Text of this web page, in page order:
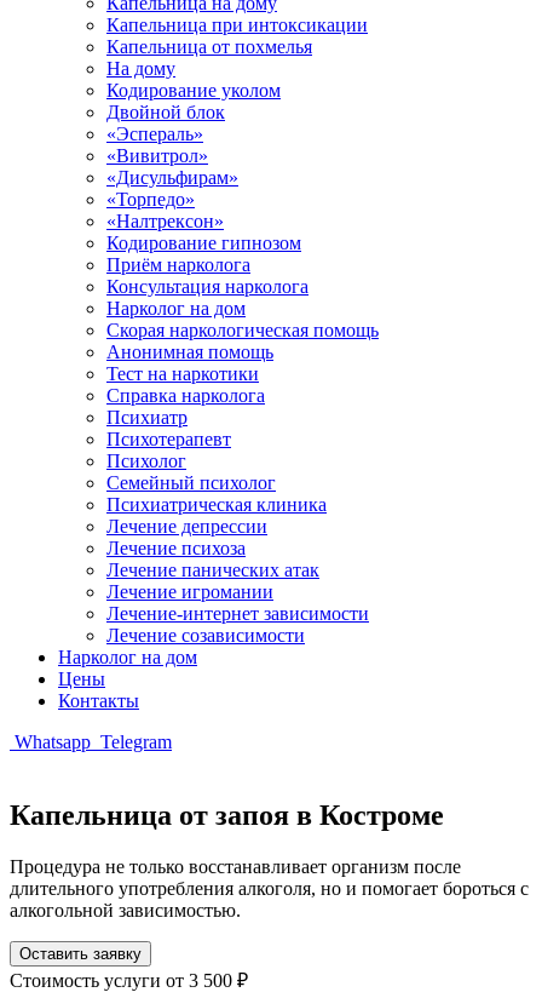
Капельница при интоксикации
Капельница от похмелья
На дому
Кодирование уколом
Двойной блок
«Эспераль»
«Вивитрол»
«Дисульфирам»
«Торпедо»
«Налтрексон»
Кодирование гипнозом
Приём нарколога
Консультация нарколога
Нарколог на дом
Скорая наркологическая помощь
Анонимная помощь
Тест на наркотики
Справка нарколога
Психиатр
Психотерапевт
Психолог
Семейный психолог
Психиатрическая клиника
Лечение депрессии
Лечение психоза
Лечение панических атак
Лечение игромании
Лечение-интернет зависимости
Лечение созависимости
Нарколог на дом
Цены
Контакты
Whatsapp Telegram
Капельница от запоя в Костроме
Процедура не только восстанавливает организм после
длительного употребления алкоголя, но и помогает бороться с
алкогольной зависимостью.
Оставить заявку
Стоимость услуги от 3 500 ₽